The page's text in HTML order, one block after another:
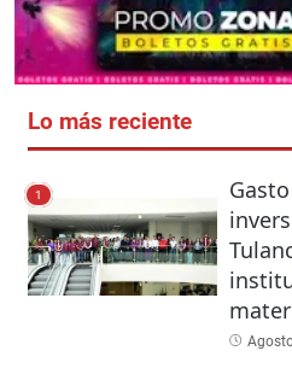
Lo más reciente
1